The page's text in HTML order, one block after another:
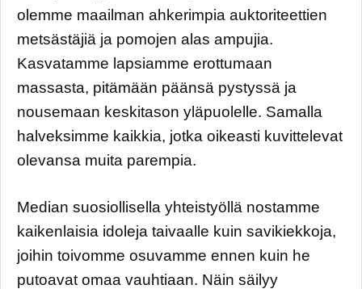
olemme maailman ahkerimpia auktoriteettien
metsästäjiä ja pomojen alas ampujia.
Kasvatamme lapsiamme erottumaan
massasta, pitämään päänsä pystyssä ja
nousemaan keskitason yläpuolelle. Samalla
halveksimme kaikkia, jotka oikeasti kuvittelevat
olevansa muita parempia.
Median suosiollisella yhteistyöllä nostamme
kaikenlaisia idoleja taivaalle kuin savikiekkoja,
joihin toivomme osuvamme ennen kuin he
putoavat omaa vauhtiaan. Näin säilyy